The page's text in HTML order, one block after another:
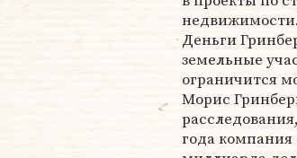
Деньги
земельные
ограничится
Морис
года компания